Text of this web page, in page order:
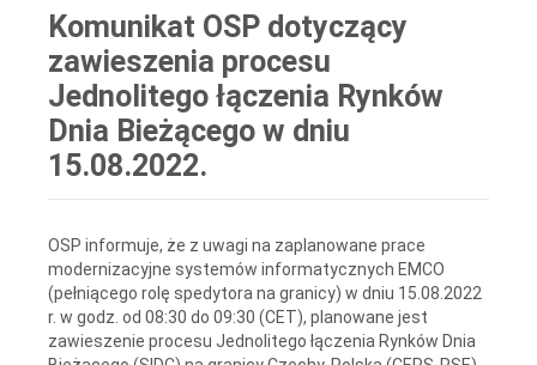
Komunikat OSP dotyczący
zawieszenia procesu
Jednolitego łączenia Rynków
Dnia Bieżącego w dniu
15.08.2022.
OSP informuje, że z uwagi na zaplanowane prace
modernizacyjne systemów informatycznych EMCO
(pełniącego rolę spedytora na granicy) w dniu 15.08.2022
r. w godz. od 08:30 do 09:30 (CET), planowane jest
zawieszenie procesu Jednolitego łączenia Rynków Dnia